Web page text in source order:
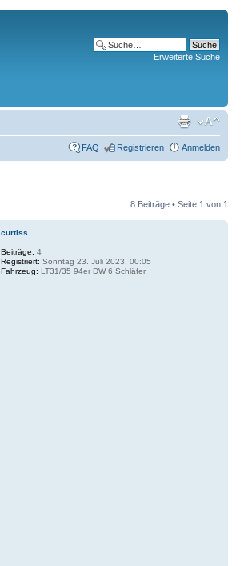
Erweiterte Suche
FAQ Registrieren Anmelden
8 Beiträge • Seite 1 von 1
curtiss
Beiträge: 4
Registriert: Sonntag 23. Juli 2023, 00:05
Fahrzeug: LT31/35 94er DW 6 Schläfer